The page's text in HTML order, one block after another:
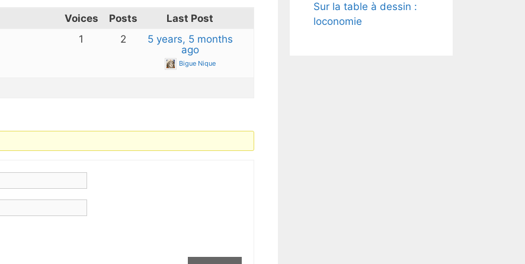
Voices Posts
Last Post
1 2
5 years, 5 months
ago
Bigue Nique
Sur la table à dessin :
loconomie